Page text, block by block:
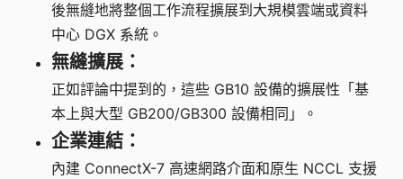
後無縫地將整個工作流程擴展到大規模雲端或資料
中心 DGX 系統。
無縫擴展：
正如評論中提到的，這些 GB10 設備的擴展性「基
本上與大型 GB200/GB300 設備相同」。
企業連結：
內建 ConnectX-7 高速網路介面和原生 NCCL 支援